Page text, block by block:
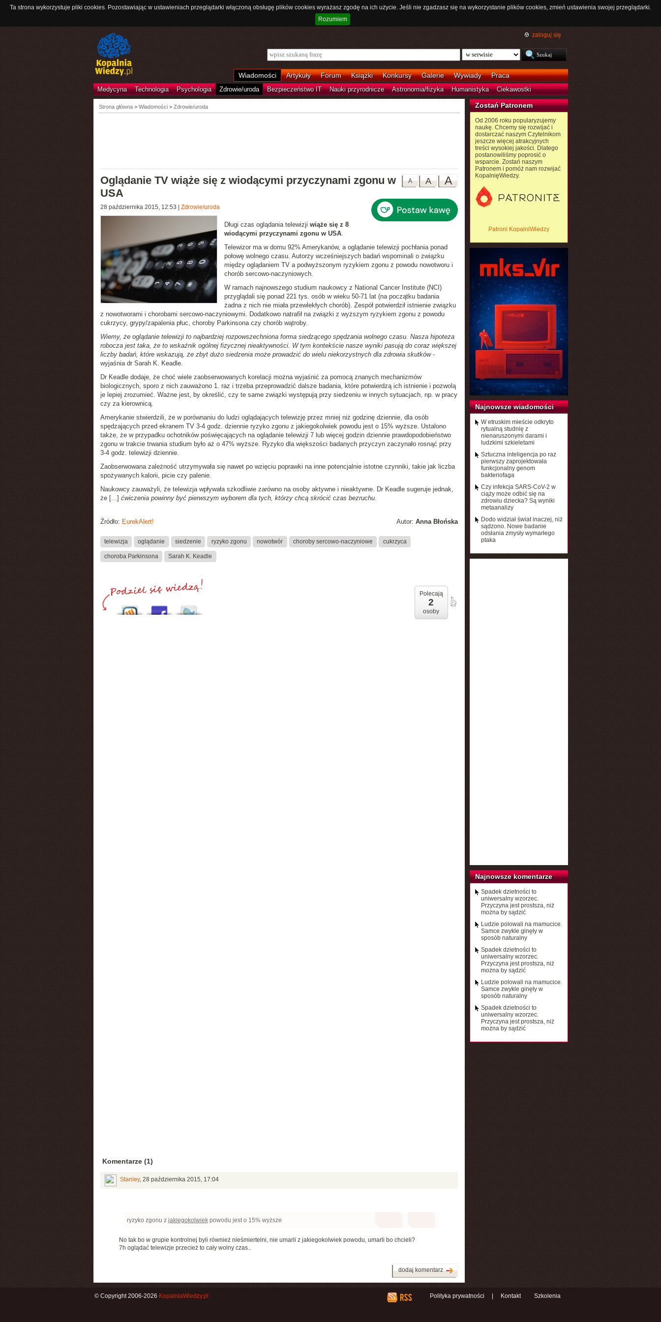
Ta strona wykorzystuje pliki cookies. Pozostawiając w ustawieniach przeglądarki włączoną obsługę plików cookies wyrażasz zgodę na ich użycie. Jeśli nie zgadzasz się na wykorzystanie plików cookies, zmień ustawienia swojej przeglądarki.
Rozumiem
zaloguj się
Wiadomości Artykuły Forum Książki Konkursy Galerie Wywiady Praca
Medycyna Technologia Psychologia Zdrowie/uroda Bezpieczeństwo IT Nauki przyrodnicze Astronomia/fizyka Humanistyka Ciekawostki
Strona główna> Wiadomości > Zdrowie/uroda
A
A
A
Oglądanie TV wiąże się z wiodącymi przyczynami zgonu w
USA
28 października 2015, 12:53 Zdrowie/uroda
Długi czas oglądania telewizji wiąże się z 8
wiodącymi przyczynami zgonu w USA.
Telewizor ma w domu 92% Amerykanów, a oglądanie telewizji pochłania ponad
połowę wolnego czasu. Autorzy wcześniejszych badań wspominali o związku
między oglądaniem TV a podwyższonym ryzykiem zgonu z powodu nowotworu i
chorób sercowo-naczyniowych.
W ramach najnowszego studium naukowcy z National Cancer Institute (NCI)
przyglądali się ponad 221 tys. osób w wieku 50-71 lat (na początku badania
żadna z nich nie miała przewlekłych chorób). Zespół potwierdził istnienie związku
z nowotworami i chorobami sercowo-naczyniowymi. Dodatkowo natrafił na związki z wyższym ryzykiem zgonu z powodu
cukrzycy, grypy/zapalenia płuc, choroby Parkinsona czy chorób wątroby.
Wiemy, że oglądanie telewizji to najbardziej rozpowszechniona forma siedzącego spędzania wolnego czasu. Nasza hipoteza
robocza jest taka, że to wskaźnik ogólnej fizycznej nieaktywności. W tym kontekście nasze wyniki pasują do coraz większej
liczby badań, które wskazują, że zbyt dużo siedzenia może prowadzić do wielu niekorzystnych dla zdrowia skutków-
wyjaśnia dr Sarah K. Keadle.
Dr Keadle dodaje, że choć wiele zaobserwowanych korelacji można wyjaśnić za pomocą znanych mechanizmów
biologicznych, sporo z nich zauważono 1. raz i trzeba przeprowadzić dalsze badania, które potwierdzą ich istnienie i pozwolą
je lepiej zrozumieć. Ważne jest, by określić, czy te same związki występują przy siedzeniu w innych sytuacjach, np. w pracy
czy za kierownicą.
Amerykanie stwierdzili, że w porównaniu do ludzi oglądających telewizję przez mniej niż godzinę dziennie, dla osób
spędzających przed ekranem TV 3-4 godz. dziennie ryzyko zgonu z jakiegokolwiek powodu jest o 15% wyższe. Ustalono
także, że w przypadku ochotników poświęcających na oglądanie telewizji 7 lub więcej godzin dziennie prawdopodobieństwo
zgonu w trakcie trwania studium było aż o 47% wyższe. Ryzyko dla większości badanych przyczyn zaczynało rosnąć przy
3-4 godz. telewizji dziennie.
Zaobserwowana zależność utrzymywała się nawet po wzięciu poprawki na inne potencjalnie istotne czynniki, takie jak liczba
spożywanych kalorii, picie czy palenie.
Naukowcy zauważyli, że telewizja wpływała szkodliwie zarówno na osoby aktywne i nieaktywne. Dr Keadle sugeruje jednak,
że [...] ćwiczenia powinny być pierwszym wyborem dla tych, którzy chcą skrócić czas bezruchu.
Autor: Anna Błońska
Źródło: EurekAlert!
telewizja oglądanie siedzenie ryzyko zgonu nowotwór choroby sercowo-naczyniowe cukrzyca
choroba Parkinsona Sarah K. Keadle
Polecają
2
osoby
Komentarze (1)
Stanley, 28 października 2015, 17:04
ryzyko zgonu z jakiegokolwiekpowodu jest o 15% wyższe
No tak bo w grupie kontrolnej byli również nieśmiertelni, nie umarli z jakiegokolwiek powodu, umarli bo chcieli?
7h oglądać telewizje przecież to cały wolny czas..
dodaj komentarz
Zostań Patronem
Od 2006 roku popularyzujemy
naukę. Chcemy się rozwijać i
dostarczać naszym Czytelnikom
jeszcze więcej atrakcyjnych
treści wysokiej jakości. Dlatego
postanowiliśmy poprosić o
wsparcie. Zostań naszym
Patronem i pomóż nam rozwijać
KopalnięWiedzy.
Patroni KopalniWiedzy
Najnowsze wiadomości
W etruskim mieście odkryto
rytualną studnię z
nienaruszonymi darami i
ludzkimi szkieletami
Sztuczna inteligencja po raz
pierwszy zaprojektowała
funkcjonalny genom
bakteriofaga
Czy infekcja SARS-CoV-2 w
ciąży może odbić się na
zdrowiu dziecka? Są wyniki
metaanalizy
Dodo widział świat inaczej, niż
sądzono. Nowe badanie
odsłania zmysły wymarłego
ptaka
Najnowsze komentarze
Spadek dzietności to
uniwersalny wzorzec.
Przyczyna jest prostsza, niż
można by sądzić
Ludzie polowali na mamucice.
Samce zwykle ginęły w
sposób naturalny
Spadek dzietności to
uniwersalny wzorzec.
Przyczyna jest prostsza, niż
można by sądzić
Ludzie polowali na mamucice.
Samce zwykle ginęły w
sposób naturalny
Spadek dzietności to
uniwersalny wzorzec.
Przyczyna jest prostsza, niż
można by sądzić
Polityka prywatności Kontakt Szkolenia
© Copyright 2006-2026 KopalniaWiedzy.pl